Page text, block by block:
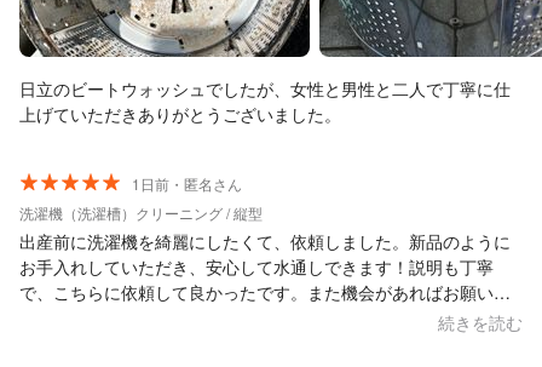
日立のビートウォッシュでしたが、女性と男性と二人で丁寧に仕
上げていただきありがとうございました。
1日前・匿名さん
洗濯機（洗濯槽）クリーニング / 縦型
出産前に洗濯機を綺麗にしたくて、依頼しました。新品のように
お手入れしていただき、安心して水通しできます！説明も丁寧
で、こちらに依頼して良かったです。また機会があればお願いし
続きを読む